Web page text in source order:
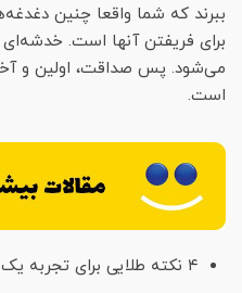
ببرند که شما واقعا چنین
برای فریفتن آنها است. خدشه‌ای
می‌شود. پس صداقت، اولین و
است.
۴ نکته طلایی برای تجربه یک خرید عالی